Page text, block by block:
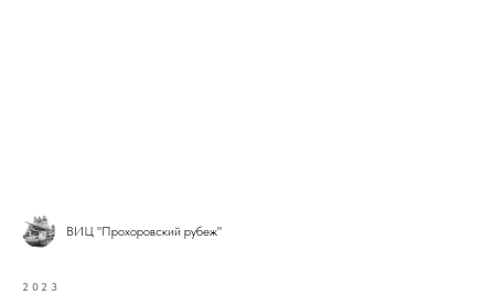
ВИЦ "Прохоровский рубеж"
2023